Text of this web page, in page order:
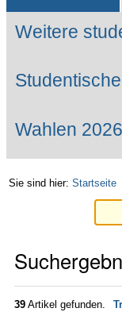
Weitere
Wahlen
Sie sind hier: Startseite
39 Artikel gefunden.